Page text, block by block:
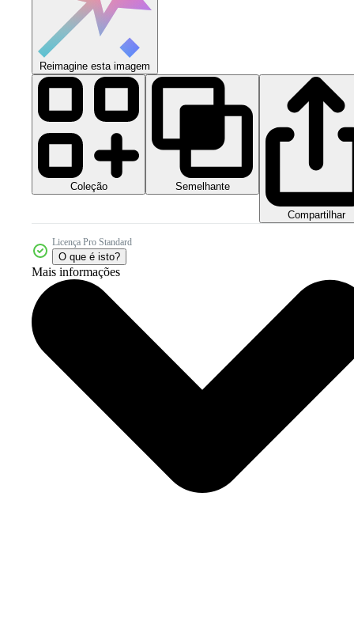
Reimagine esta imagem
Coleção Semelhante
Compartilhar
Licença Pro Standard
O que é isto?
Mais informações